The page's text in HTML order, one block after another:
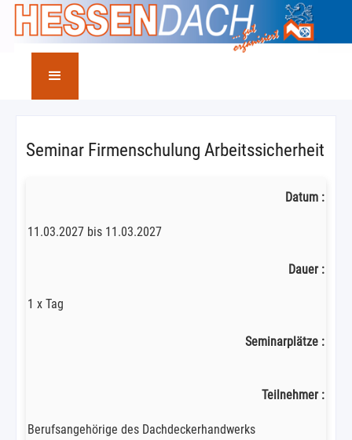
Seminar Firmenschulung Arbeitssicherheit
Datum :
11.03.2027 bis 11.03.2027
Dauer :
1 x Tag
Seminarplätze :
Teilnehmer :
Berufsangehörige des Dachdeckerhandwerks